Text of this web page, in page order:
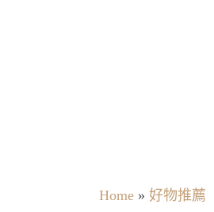
Home» 好物推薦